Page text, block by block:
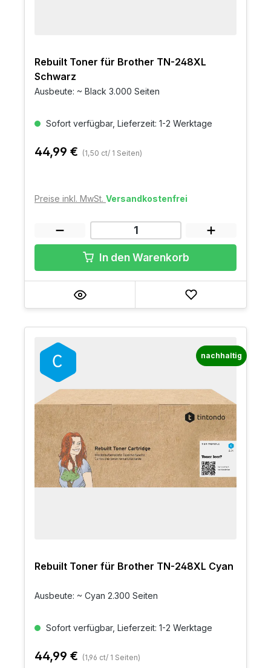
Rebuilt Toner für Brother TN-248XL
Schwarz
Ausbeute: ~ Black 3.000 Seiten
Sofort verfügbar, Lieferzeit: 1-2 Werktage
44,99 € (1,50 ct/ 1 Seiten)
Preise inkl. MwSt. Versandkostenfrei
In den Warenkorb
nachhaltig
Rebuilt Toner für Brother TN-248XL Cyan
Ausbeute: ~ Cyan 2.300 Seiten
Sofort verfügbar, Lieferzeit: 1-2 Werktage
44,99 € (1,96 ct/ 1 Seiten)